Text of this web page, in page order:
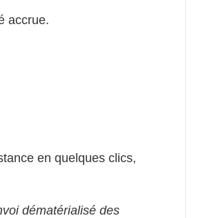
accrue.
en quelques clics,
dématérialisé des